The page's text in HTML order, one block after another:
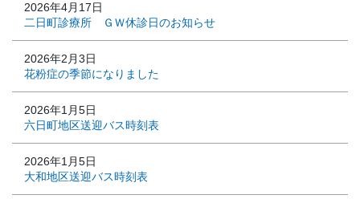
2026年4月17日
二日町診療所 ＧＷ休診日のお知らせ
2026年2月3日
花粉症の季節になりました
2026年1月5日
六日町地区送迎バス時刻表
2026年1月5日
大和地区送迎バス時刻表